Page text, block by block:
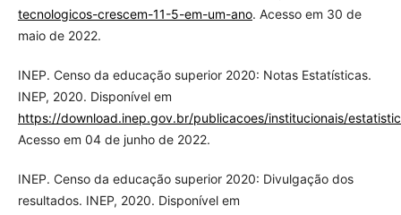
tecnologicos-crescem-11-5-em-um-ano. Acesso em 30 de
maio de 2022.
INEP. Censo da educação superior 2020: Notas Estatísticas.
INEP, 2020. Disponível em
https://download.inep.gov.br/publicacoes/institucionais/
Acesso em 04 de junho de 2022.
INEP. Censo da educação superior 2020: Divulgação dos
resultados. INEP, 2020. Disponível em